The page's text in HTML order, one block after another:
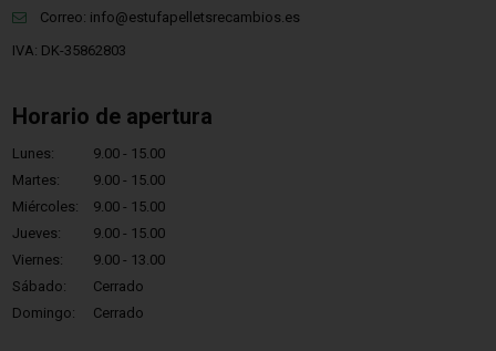
Correo: info@estufapelletsrecambios.es
IVA: DK-35862803
Horario de apertura
Lunes:
9.00 - 15.00
Martes:
9.00 - 15.00
Miércoles:
9.00 - 15.00
Jueves:
9.00 - 15.00
Viernes:
9.00 - 13.00
Sábado:
Cerrado
Domingo:
Cerrado